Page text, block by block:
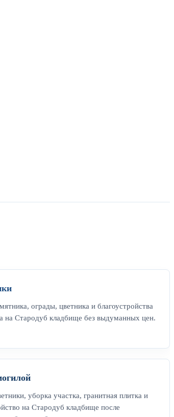
ограды, цветника и благоустройства
на Стародуб кладбище без выдуманных цен.
уборка участка, гранитная плитка и
на Стародуб кладбище после